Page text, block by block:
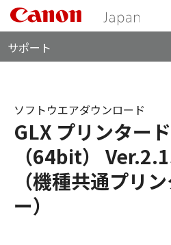
サポート
GLX プリンター
（64bit）
（機種共通プリ
ー）
ソフトウエアダウンロード